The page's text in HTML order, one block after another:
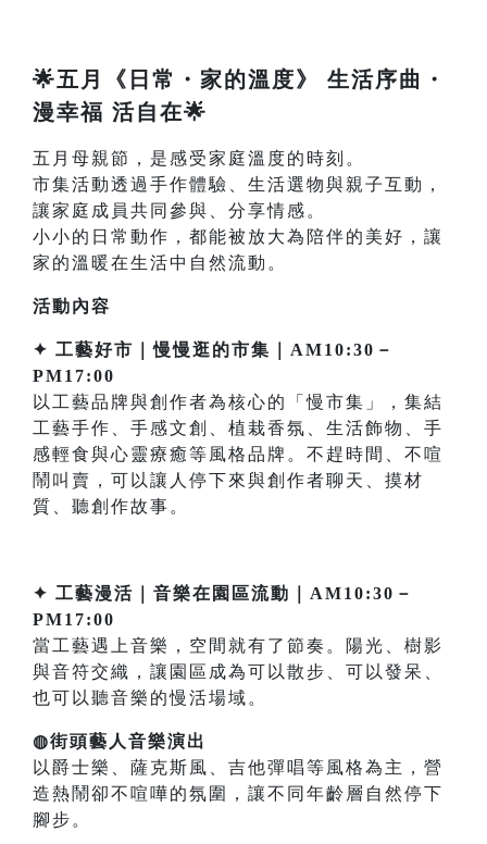
🌟五月《日常・家的溫度》 生活序曲・
漫幸福 活自在🌟
五月母親節，是感受家庭溫度的時刻。
市集活動透過手作體驗、生活選物與親子互動，
讓家庭成員共同參與、分享情感。
小小的日常動作，都能被放大為陪伴的美好，讓
家的溫暖在生活中自然流動。
活動內容
✦ 工藝好市｜慢慢逛的市集｜AM10:30－
PM17:00
以工藝品牌與創作者為核心的「慢市集」，集結
工藝手作、手感文創、植栽香氛、生活飾物、手
感輕食與心靈療癒等風格品牌。不趕時間、不喧
鬧叫賣，可以讓人停下來與創作者聊天、摸材
質、聽創作故事。
✦ 工藝漫活｜音樂在園區流動｜AM10:30－
PM17:00
當工藝遇上音樂，空間就有了節奏。陽光、樹影
與音符交織，讓園區成為可以散步、可以發呆、
也可以聽音樂的慢活場域。
◍街頭藝人音樂演出
以爵士樂、薩克斯風、吉他彈唱等風格為主，營
造熱鬧卻不喧嘩的氛圍，讓不同年齡層自然停下
腳步。